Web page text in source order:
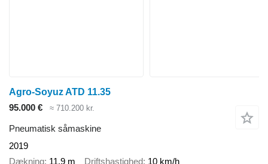
Agro-Soyuz ATD 11.35
95.000 €
≈ 710.200 kr.
Pneumatisk såmaskine
2019
Dækning 11,9 m Driftshastighed
10 km/h